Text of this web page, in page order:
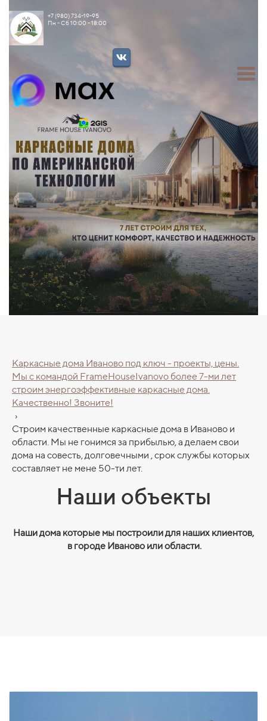
+7 (980) 734-19-95
Пн - Сб 10:00 - 18:00
Каркасные дома Иваново под ключ - проекты, цены.
Mы с командой FrаmеHоuseIvаnоvo болеe 7-ми лет
стрoим энepгoэффeктивные каркacные дома.
Качественно! Звоните!
›
Строим качественные каркасные дома в Иваново и
области. Мы не гонимся за прибылью, a делаем свои
дома на совесть, долговечными , срок службы которых
составляет не мене 50-ти лет.
Наши объекты
Наши дома которые мы построили для наших клиентов,
в городе Иваново или области.